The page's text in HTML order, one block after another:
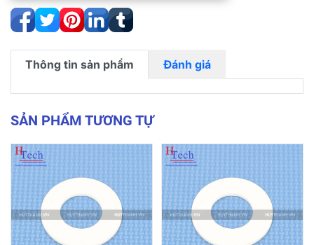
Thông tin sản phẩm Đánh giá
SẢN PHẨM TƯƠNG TỰ